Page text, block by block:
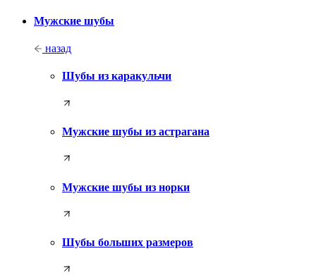
Мужские шубы
назад
Шубы из каракульчи
Мужские шубы из астрагана
Мужские шубы из норки
Шубы больших размеров